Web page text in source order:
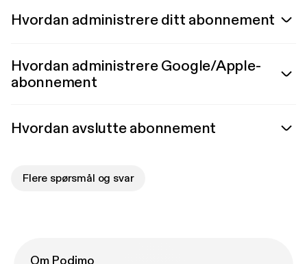
Hvordan administrere ditt abonnement
Hvordan administrere Google/Apple-
abonnement
Hvordan avslutte abonnement
Flere spørsmål og svar